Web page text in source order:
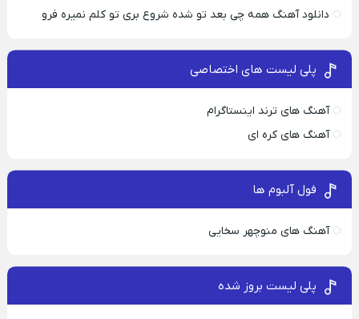
دانلود آهنگ همه چی بعد تو شده شروع بری تو کلم نمیره فرو
پلی لیست های اختصاصی
آهنگ های ترند اینستاگرام
آهنگ های کره ای
فول آلبوم ها
آهنگ های منوچهر سخایی
پلی لیست بروز شده